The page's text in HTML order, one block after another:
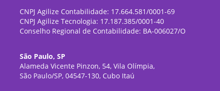
CNPJ Agilize Contabilidade: 17.664.581/0001-69
CNPJ Agilize Tecnologia: 17.187.385/0001-40
Conselho Regional de Contabilidade: BA-006027/O
São Paulo, SP
Alameda Vicente Pinzon, 54, Vila Olímpia,
São Paulo/SP, 04547-130, Cubo Itaú